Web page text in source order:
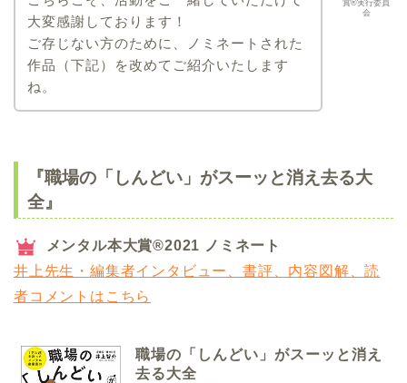
賞®実行委員
会
大変感謝しております！
ご存じない方のために、ノミネートされた
作品（下記）を改めてご紹介いたします
ね。
『職場の「しんどい」がスーッと消え去る大
全』
メンタル本大賞®2021 ノミネート
井上先生・編集者インタビュー、書評、内容図解、読
者コメントはこちら
職場の「しんどい」がスーッと消え
去る大全